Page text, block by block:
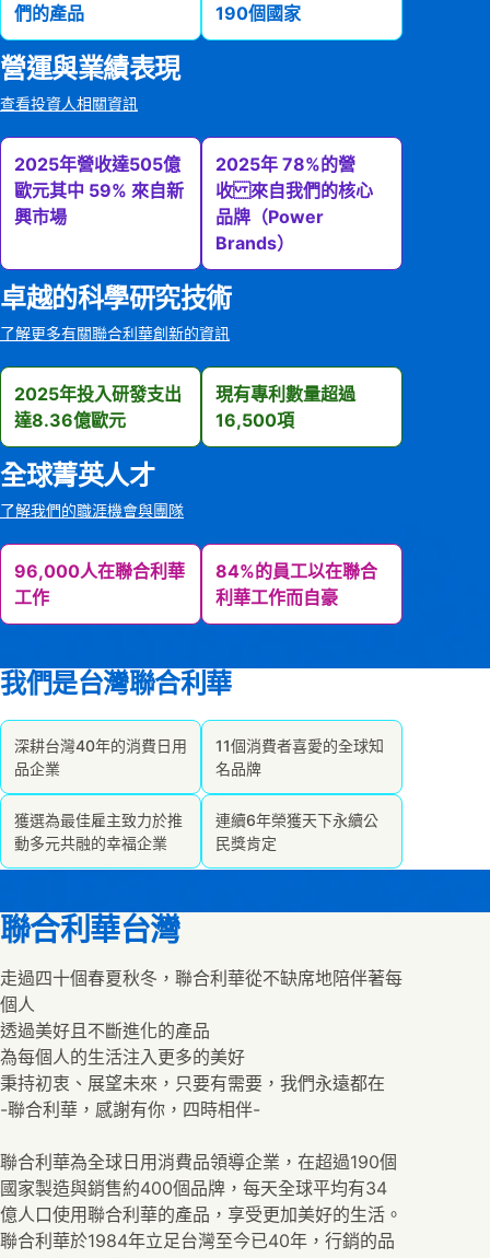
們的產品
190個國家
營運與業績表現
查看投資人相關資訊
2025年營收達505億
歐元其中 59% 來自新
興市場
2025年 78%的營
收 來自我們的核心
品牌（Power
Brands）
卓越的科學研究技術
了解更多有關聯合利華創新的資訊
2025年投入研發支出
達8.36億歐元
現有專利數量超過
16,500項
全球菁英人才
了解我們的職涯機會與團隊
96,000人在聯合利華
工作
84%的員工以在聯合
利華工作而自豪
我們是台灣聯合利華
深耕台灣40年的消費日用
品企業
11個消費者喜愛的全球知
名品牌
獲選為最佳雇主致力於推
動多元共融的幸福企業
連續6年榮獲天下永續公
民獎肯定
聯合利華台灣
走過四十個春夏秋冬，聯合利華從不缺席地陪伴著每
個人
透過美好且不斷進化的產品
為每個人的生活注入更多的美好
秉持初衷、展望未來，只要有需要，我們永遠都在
-聯合利華，感謝有你，四時相伴-
聯合利華為全球日用消費品領導企業，在超過190個
國家製造與銷售約400個品牌，每天全球平均有34
億人口使用聯合利華的產品，享受更加美好的生活。
聯合利華於1984年立足台灣至今已40年，行銷的品